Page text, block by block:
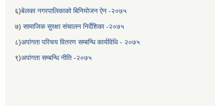
६)बेलका नगरपालिकाको बिनियोजन ऐन -२०७५
७) सामाजिक सुरक्षा संचालन निर्देशिका -२०७५
८)अपांगता परिचय वितरण सम्बन्धि कार्यविधि - २०७५
९)अपांगता सम्बन्धि नीति -२०७५